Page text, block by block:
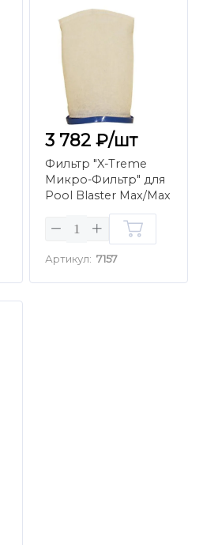
3 782 ₽/шт
Фильтр "X-Treme
Микро-Фильтр" для
Pool Blaster Max/Max
CG/Max HD
Артикул: 7157